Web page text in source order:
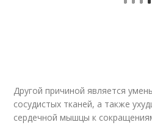
Другой причиной является
сосудистых тканей, а также
сердечной мышцы к